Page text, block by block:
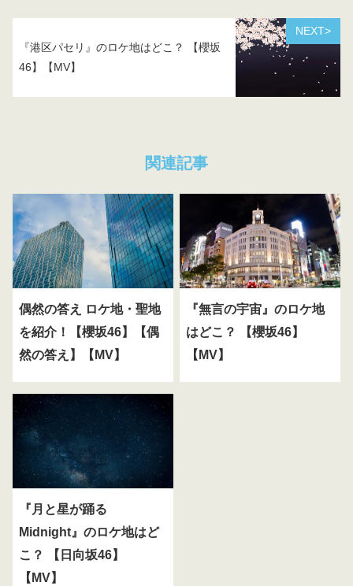
NEXT>
『港区パセリ』のロケ地はどこ？ 【櫻坂
46】【MV】
関連記事
偶然の答え ロケ地・聖地
を紹介！【櫻坂46】【偶
然の答え】【MV】
『無言の宇宙』のロケ地
はどこ？ 【櫻坂46】
【MV】
『月と星が踊る
Midnight』のロケ地はど
こ？ 【日向坂46】
【MV】